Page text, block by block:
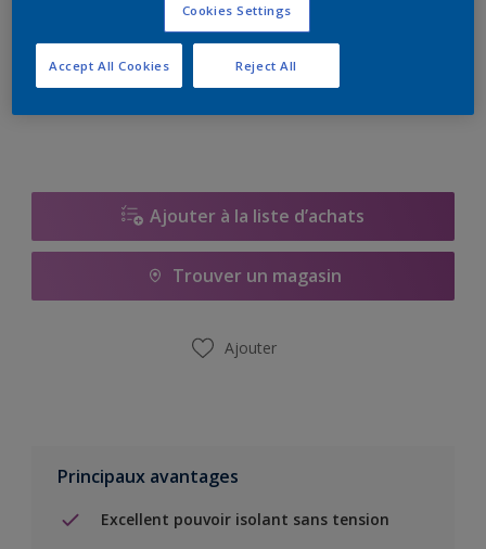
Quantité
Ajouter à la liste d’achats
Trouver un magasin
Ajouter
Principaux avantages
Excellent pouvoir isolant sans tension
Cookies Settings
Reject All
Accept All Cookies